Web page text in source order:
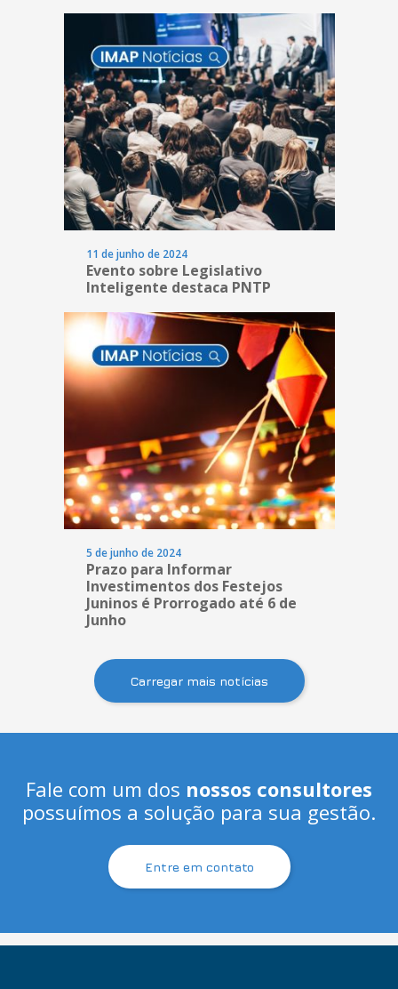
11 de junho de 2024
Evento sobre Legislativo
Inteligente destaca PNTP
5 de junho de 2024
Prazo para Informar
Investimentos dos Festejos
Juninos é Prorrogado até 6 de
Junho
Carregar mais notícias
Fale com um dos nossos consultores
possuímos a solução para sua gestão.
Entre em contato